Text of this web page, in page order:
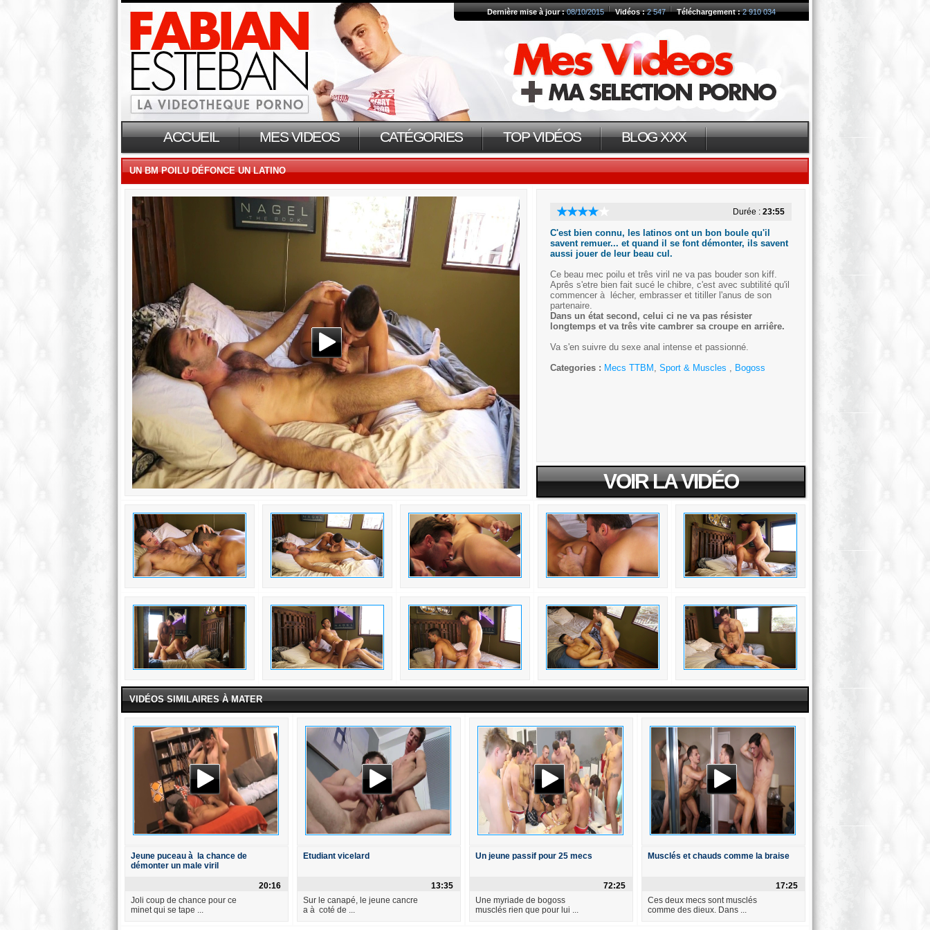
Dernière mise à jour :08/10/2015 Vidéos :2 547 Téléchargement :2 910 034
ACCUEIL MES VIDEOS CATÉGORIES TOP VIDÉOS BLOG XXX
UN BM POILU DÉFONCE UN LATINO
Durée : 23:55
C'est bien connu, les latinos ont un bon boule qu'il
savent remuer... et quand il se font démonter, ils savent
aussi jouer de leur beau cul.
Ce beau mec poilu et três viril ne va pas bouder son kiff.
Aprês s'etre bien fait sucé le chibre, c'est avec subtilité qu'il
commencer à lécher, embrasser et titiller l'anus de son
partenaire.
Dans un état second, celui ci ne va pas résister
longtemps et va três vite cambrer sa croupe en arriêre.
Va s'en suivre du sexe anal intense et passionné.
Categories : Mecs TTBM , Sport & Muscles , Bogoss
VOIR LA VIDÉO
VIDÉOS SIMILAIRES À MATER
Jeune puceau à la chance de
démonter un male viril
20:16
Joli coup de chance pour ce
minet qui se tape ...
Etudiant vicelard
13:35
Sur le canapé, le jeune cancre
a à coté de ...
Un jeune passif pour 25 mecs
72:25
Une myriade de bogoss
musclés rien que pour lui ...
Musclés et chauds comme la braise
17:25
Ces deux mecs sont musclés
comme des dieux. Dans ...